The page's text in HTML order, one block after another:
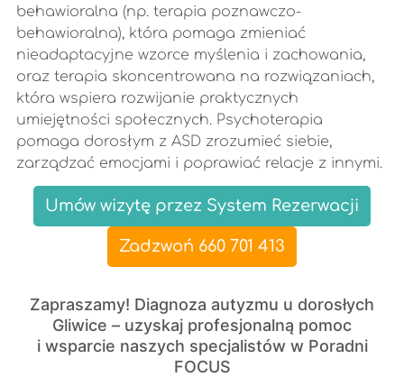
behawioralna (np. terapia poznawczo-
behawioralna), która pomaga zmieniać
nieadaptacyjne wzorce myślenia i zachowania,
oraz terapia skoncentrowana na rozwiązaniach,
która wspiera rozwijanie praktycznych
umiejętności społecznych. Psychoterapia
pomaga dorosłym z ASD zrozumieć siebie,
zarządzać emocjami i poprawiać relacje z innymi.
Umów wizytę przez System Rezerwacji
Zadzwoń 660 701 413
Zapraszamy! Diagnoza autyzmu u dorosłych
Gliwice – uzyskaj profesjonalną pomoc
i wsparcie naszych specjalistów w Poradni
FOCUS